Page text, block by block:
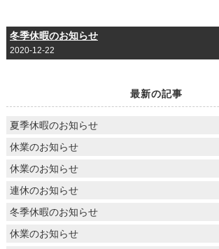
冬季休暇のお知らせ
2020-12-22
最新の記事
夏季休暇のお知らせ
休業のお知らせ
休業のお知らせ
連休のお知らせ
冬季休暇のお知らせ
休業のお知らせ